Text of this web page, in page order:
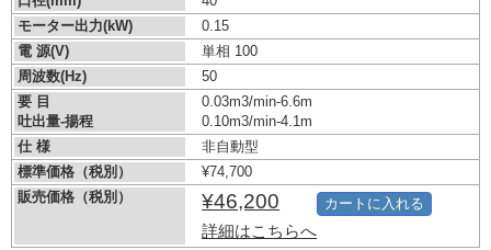
モーター出力(kW)
0.15
電 源(V)
単相 100
周波数(Hz)
50
要 目
吐出量-揚程
0.03m3/min-6.6m
0.10m3/min-4.1m
仕 様
非自動型
標準価格（税別）
¥74,700
販売価格（税別）
¥46,200
詳細はこちらへ
カートに入れる